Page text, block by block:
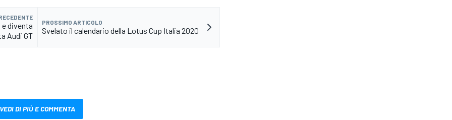
diventa
Audi GT
PROSSIMO ARTICOLO
Svelato il calendario della Lotus Cup Italia 2020
VEDI DI PIÙ E COMMENTA